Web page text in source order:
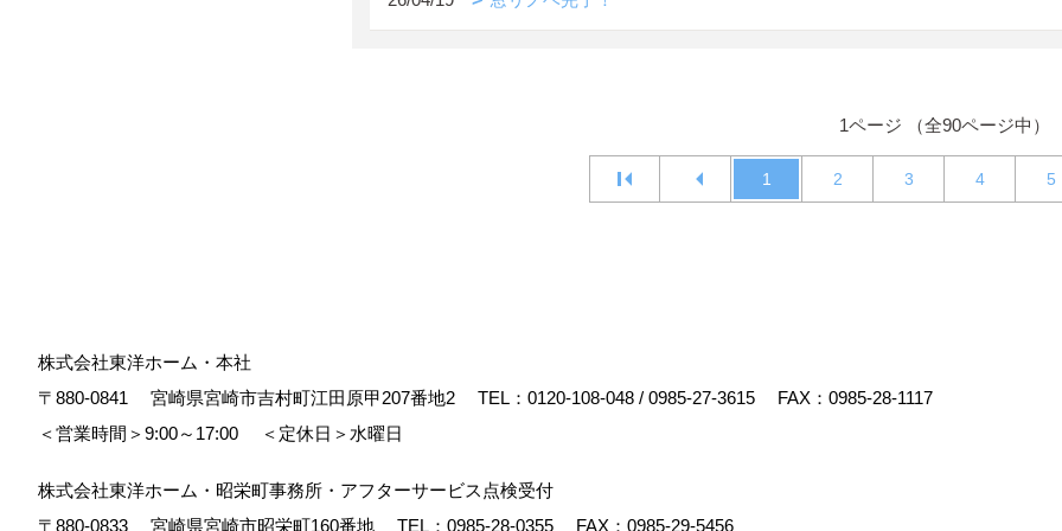
1ページ （全90ページ中）
1 2 3 4 5
株式会社東洋ホーム・本社
〒880-0841
宮崎県宮崎市吉村町江田原甲207番地2 TEL： 0120-108-048 / 0985-27-3615
FAX：0985-28-1117
＜営業時間＞9:00～17:00
＜定休日＞水曜日
株式会社東洋ホーム・昭栄町事務所・アフターサービス点検受付
〒880-0833
宮崎県宮崎市昭栄町160番地 TEL： 0985-28-0355 FAX：0985-29-5456